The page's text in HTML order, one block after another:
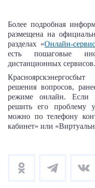
+7-800-700-24-
Заказать
Частным
Более подробная
размещена на
разделах «Онлайн-
есть пошаговые
дистанционных сервисов.
решения вопросов,
режиме онлайн. Если
решить его проблему
можно по телефону
кабинет» или